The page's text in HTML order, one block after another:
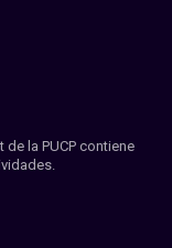
de la PUCP contiene